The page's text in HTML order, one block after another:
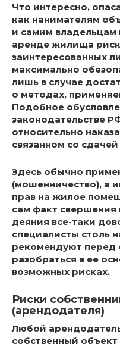
Что интересно,
как нанимателям
и самим владельцам
аренде жилища
заинтересованных
максимально
лишь в случае
о методах,
Подобное
законодательстве
относительно
связанном со
Здесь обычно
(мошенничество), а
прав на жилое
сам факт свершения
деяния все-таки
специалисты столь
рекомендуют
разобраться в ее
возможных рисках.
Риски
(арендодателя)
Любой
собственный